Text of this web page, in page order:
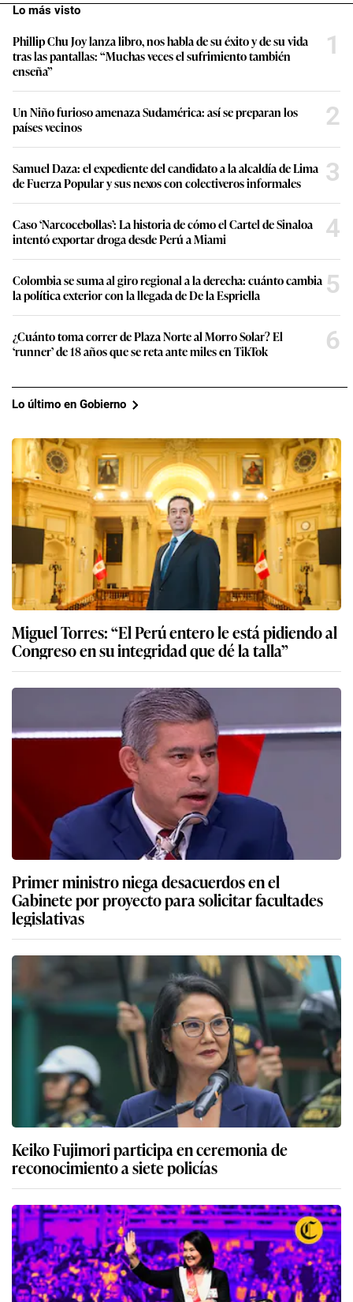
Lo más visto
Phillip Chu Joy lanza libro, nos habla de su éxito y de su vida
tras las pantallas: “Muchas veces el sufrimiento también
enseña”
1
Un Niño furioso amenaza Sudamérica: así se preparan los
países vecinos
2
Samuel Daza: el expediente del candidato a la alcaldía de Lima
de Fuerza Popular y sus nexos con colectiveros informales
3
Caso ‘Narcocebollas’: La historia de cómo el Cartel de Sinaloa
intentó exportar droga desde Perú a Miami
4
Colombia se suma al giro regional a la derecha: cuánto cambia
la política exterior con la llegada de De la Espriella
5
¿Cuánto toma correr de Plaza Norte al Morro Solar? El
‘runner’ de 18 años que se reta ante miles en TikTok
6
Lo último en Gobierno
Miguel Torres: “El Perú entero le está pidiendo al
Congreso en su integridad que dé la talla”
Primer ministro niega desacuerdos en el
Gabinete por proyecto para solicitar facultades
legislativas
Keiko Fujimori participa en ceremonia de
reconocimiento a siete policías